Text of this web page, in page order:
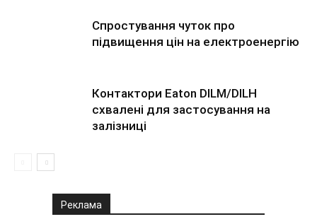
Спростування чуток про
підвищення цін на електроенергію
Контактори Eaton DILM/DILH
схвалені для застосування на
залізниці
Реклама